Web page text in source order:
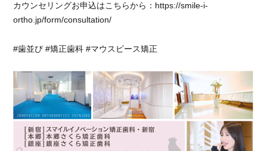
カウンセリングお申込はこちらから：https://smile-i-
ortho.jp/form/consultation/
#歯並び #矯正歯科 #マウスピース矯正